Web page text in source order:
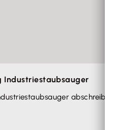
Industriestaubsauger